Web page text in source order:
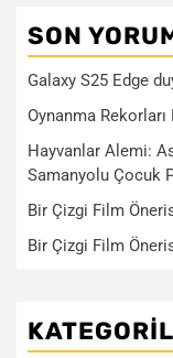
SON
Galaxy S25 Edge
Oynanma Rekorları
Hayvanlar Alemi:
Samanyolu Çocuk
Bir Çizgi Film
Bir Çizgi Film